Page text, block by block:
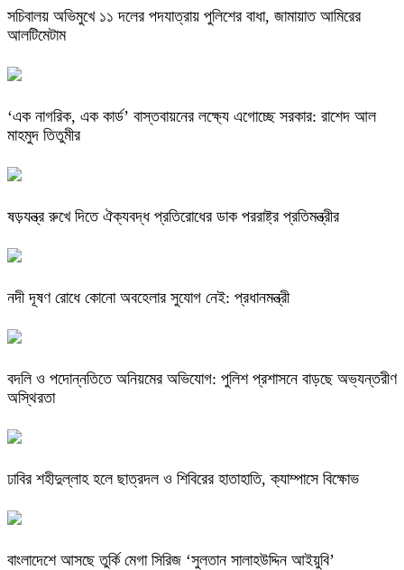
সচিবালয় অভিমুখে ১১ দলের পদযাত্রায় পুলিশের বাধা, জামায়াত আমিরের
আলটিমেটাম
‘এক নাগরিক, এক কার্ড’ বাস্তবায়নের লক্ষ্যে এগোচ্ছে সরকার: রাশেদ আল
মাহমুদ তিতুমীর
ষড়যন্ত্র রুখে দিতে ঐক্যবদ্ধ প্রতিরোধের ডাক পররাষ্ট্র প্রতিমন্ত্রীর
নদী দূষণ রোধে কোনো অবহেলার সুযোগ নেই: প্রধানমন্ত্রী
বদলি ও পদোন্নতিতে অনিয়মের অভিযোগ: পুলিশ প্রশাসনে বাড়ছে অভ্যন্তরীণ
অস্থিরতা
ঢাবির শহীদুল্লাহ হলে ছাত্রদল ও শিবিরের হাতাহাতি, ক্যাম্পাসে বিক্ষোভ
বাংলাদেশে আসছে তুর্কি মেগা সিরিজ ‘সুলতান সালাহউদ্দিন আইয়ুবি’